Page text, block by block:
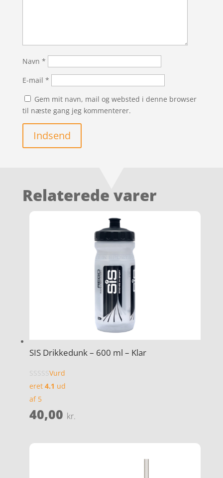
Navn *
E-mail *
Gem mit navn, mail og websted i denne browser
til næste gang jeg kommenterer.
Indsend
Relaterede varer
SIS Drikkedunk – 600 ml – Klar
Vurd
eret 4.1 ud
af 5
40,00 kr.